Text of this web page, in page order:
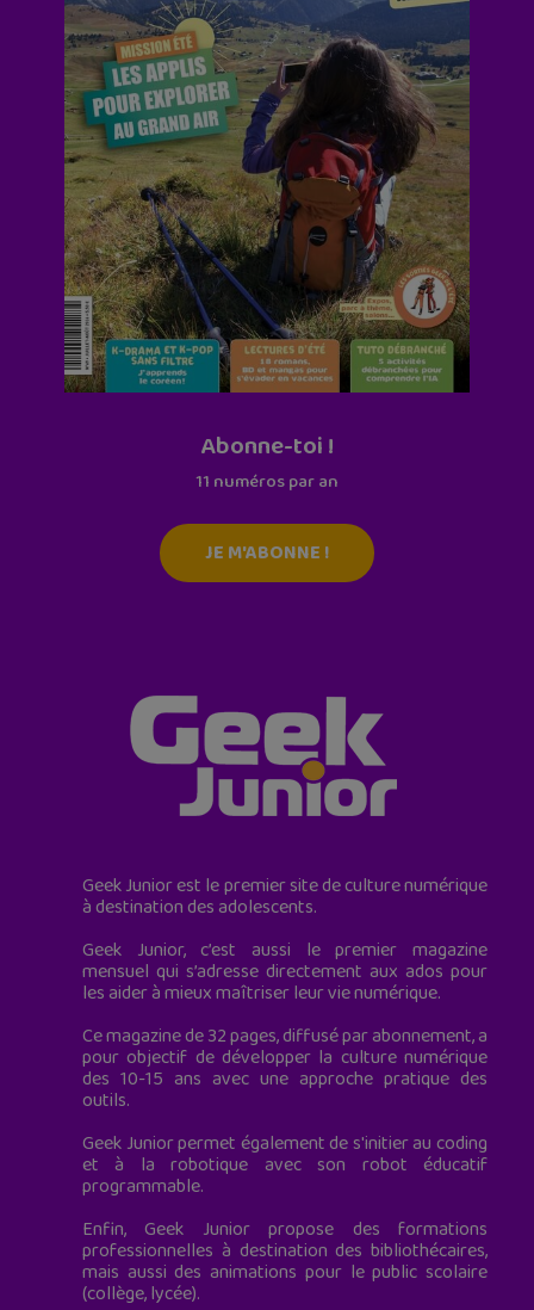
Abonne-toi !
11 numéros par an
JE M'ABONNE !
Geek Junior est le premier site de culture numérique
à destination des adolescents.
Geek Junior, c’est aussi le premier magazine
mensuel qui s’adresse directement aux ados pour
les aider à mieux maîtriser leur vie numérique.
Ce magazine de 32 pages, diffusé par abonnement, a
pour objectif de développer la culture numérique
des 10-15 ans avec une approche pratique des
outils.
Geek Junior permet également de s'initier au coding
et à la robotique avec son robot éducatif
programmable.
Enfin, Geek Junior propose des formations
professionnelles à destination des bibliothécaires,
mais aussi des animations pour le public scolaire
(collège, lycée).